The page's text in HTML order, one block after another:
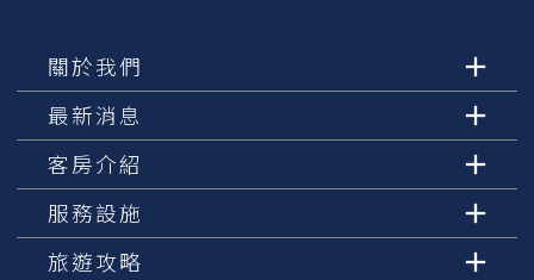
關於我們
最新消息
客房介紹
服務設施
旅遊攻略